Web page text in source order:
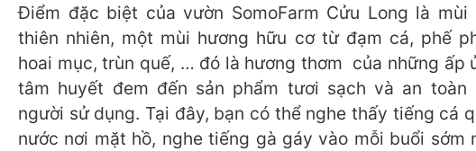
Điểm đặc biệt của vườn SomoFarm Cửu Long là mùi
thiên nhiên, một mùi hương hữu cơ từ đạm cá, phế
hoai mục, trùn quế, … đó là hương thơm của những ấp
tâm huyết đem đến sản phẩm tươi sạch và an toàn
người sử dụng. Tại đây, bạn có thể nghe thấy tiếng cá
nước nơi mặt hồ, nghe tiếng gà gáy vào mỗi buổi sớm